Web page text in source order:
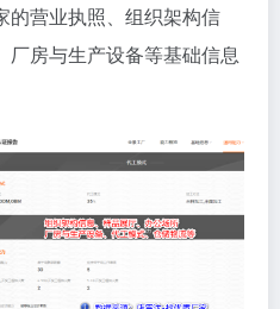
的营业执照、组织架构信
厂房与生产设备等基础信息